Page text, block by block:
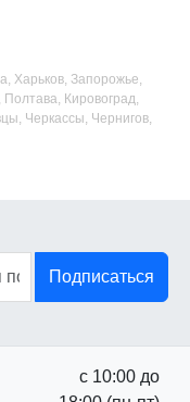
Харьков, Запорожье,
Кировоград,
Черкассы, Чернигов,
Подписаться
с 10:00 до